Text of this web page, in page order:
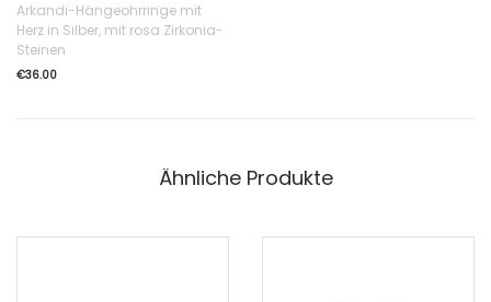
Arkandi-Hängeohrringe mit
Herz in Silber, mit rosa Zirkonia-
Steinen
€36.00
Ähnliche Produkte